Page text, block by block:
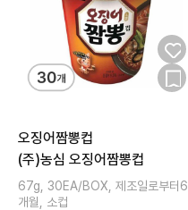
오징어짬뽕컵
(주)농심 오징어짬뽕컵
67g, 30EA/BOX, 제조일로부터6
개월, 소컵